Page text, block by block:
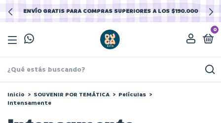
ENVÍO GRATIS PARA COMPRAS SUPERIORES A LOS $190.000
0
Inicio > SOUVENIR POR TEMÁTICA > Películas >
Intensamente